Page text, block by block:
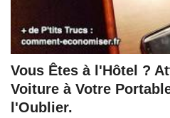
Vous Êtes à l'Hôtel ?
Voiture à Votre
l'Oublier.